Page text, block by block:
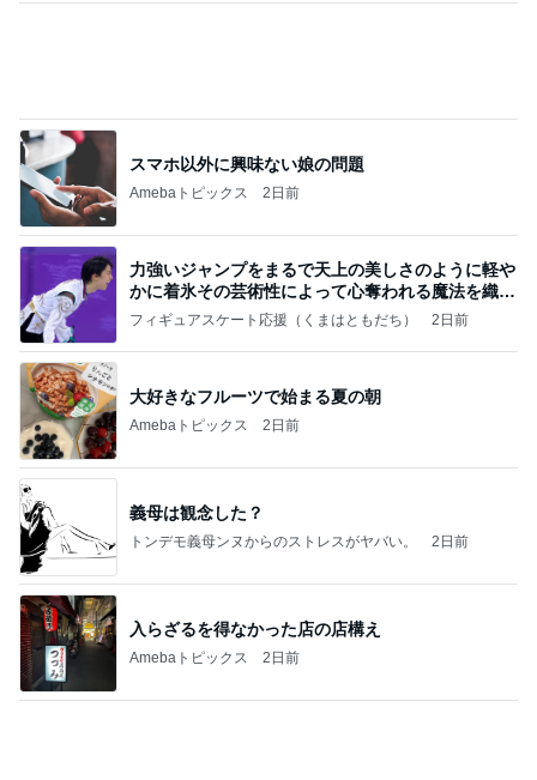
スマホ以外に興味ない娘の問題
Amebaトピックス 2日前
力強いジャンプをまるで天上の美しさのように軽や
かに着氷その芸術性によって心奪われる魔法を織り
なす
フィギュアスケート応援（くまはともだち） 2日前
大好きなフルーツで始まる夏の朝
Amebaトピックス 2日前
義母は観念した？
トンデモ義母ンヌからのストレスがヤバい。 2日前
入らざるを得なかった店の店構え
Amebaトピックス 2日前